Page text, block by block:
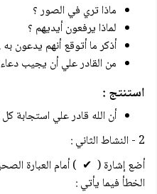
ماذا تري في الصور ؟
لماذا يرفعون أيديهم ؟
أذكر ما أتوقع أنهم يدعون به .
من القادر علي أن يجيب
استنتج :
أن الله قادر علي استجابة
2 - النشاط الثاني :
الخطأ فيما يأتي :